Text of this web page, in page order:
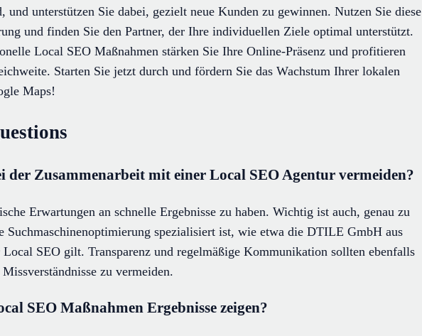
und unterstützen Sie dabei, gezielt neue Kunden zu gewinnen. Nutzen Sie diese
und finden Sie den Partner, der Ihre individuellen Ziele optimal unterstützt.
Local SEO Maßnahmen stärken Sie Ihre Online-Präsenz und profitieren
Starten Sie jetzt durch und fördern Sie das Wachstum Ihrer lokalen
Maps!
der Zusammenarbeit mit einer Local SEO Agentur vermeiden?
Erwartungen an schnelle Ergebnisse zu haben. Wichtig ist auch, genau zu
Suchmaschinenoptimierung spezialisiert ist, wie etwa die DTILE GmbH aus
SEO gilt. Transparenz und regelmäßige Kommunikation sollten ebenfalls
zu vermeiden.
SEO Maßnahmen Ergebnisse zeigen?